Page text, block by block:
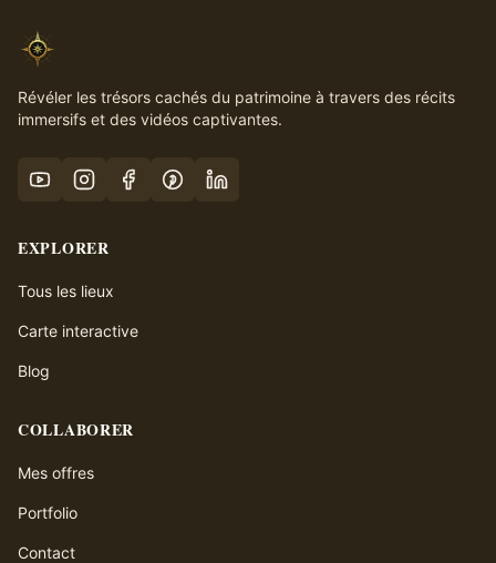
Révéler les trésors cachés du patrimoine à travers des récits
immersifs et des vidéos captivantes.
EXPLORER
Tous les lieux
Carte interactive
Blog
COLLABORER
Mes offres
Portfolio
Contact